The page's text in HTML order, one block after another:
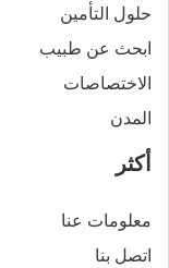
حلول التأمين
ابحث عن طبيب
الاختصاصات
المدن
أكثر
معلومات عنا
اتصل بنا